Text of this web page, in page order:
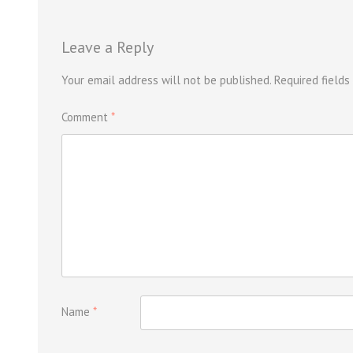
Leave a Reply
Your email address will not be published. Required fields
Comment *
Name *